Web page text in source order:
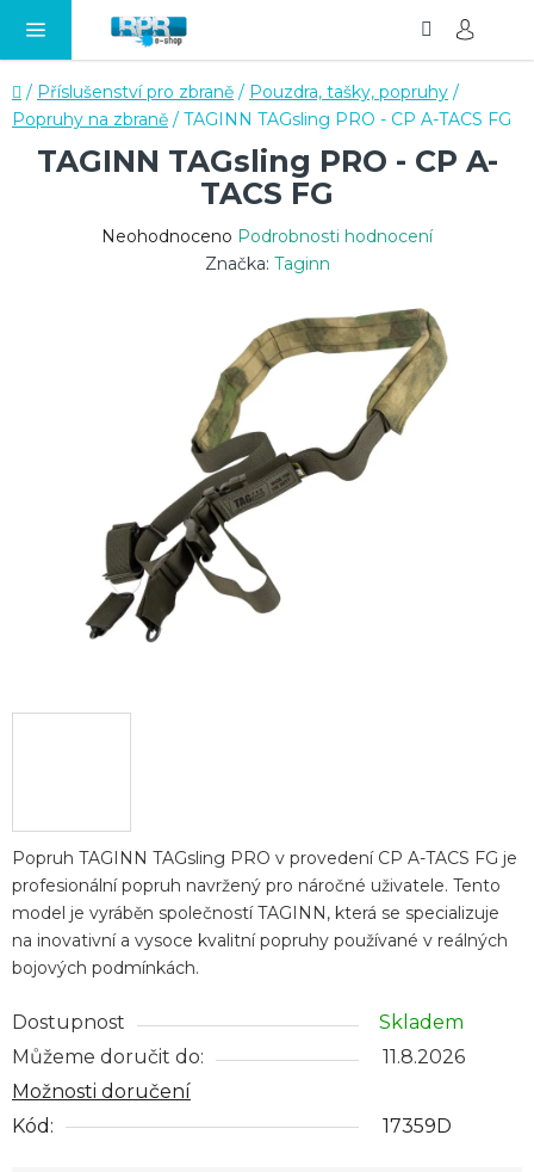
Domů
/ Příslušenství pro zbraně / Pouzdra, tašky, popruhy /
Popruhy na zbraně / TAGINN TAGsling PRO - CP A-TACS FG
Popruh TAGINN TAGsling PRO v provedení CP A-TACS FG je
profesionální popruh navržený pro náročné uživatele. Tento
model je vyráběn společností TAGINN, která se specializuje
na inovativní a vysoce kvalitní popruhy používané v reálných
bojových podmínkách.
Dostupnost
Skladem
Můžeme doručit do:
11.8.2026
Možnosti doručení
Kód:
17359D
TAGINN TAGsling PRO - CP A-
TACS FG
Průměrné
Neohodnoceno Podrobnosti hodnocení
Značka: Taginn